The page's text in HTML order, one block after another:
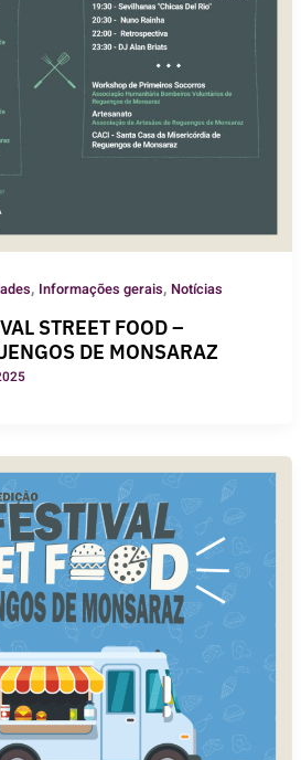
, Informações gerais, Notícias
STREET FOOD –
DE MONSARAZ